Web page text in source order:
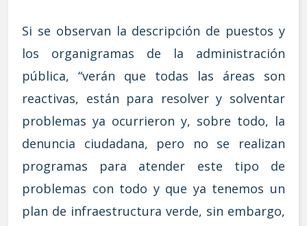
Si se observan la descripción de puestos y
los organigramas de la administración
pública, “verán que todas las áreas son
reactivas, están para resolver y solventar
problemas ya ocurrieron y, sobre todo, la
denuncia ciudadana, pero no se realizan
programas para atender este tipo de
problemas con todo y que ya tenemos un
plan de infraestructura verde, sin embargo,